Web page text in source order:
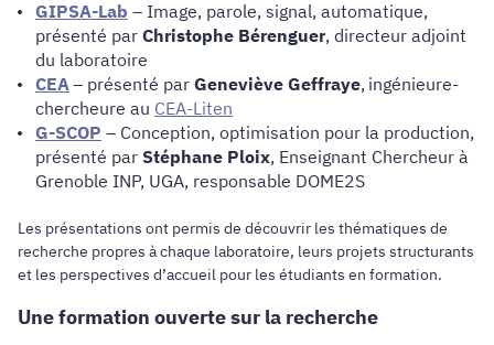
GIPSA-Lab – Image, parole, signal, automatique,
présenté par Christophe Bérenguer, directeur adjoint
du laboratoire
CEA – présenté par Geneviève Geffraye, ingénieure-
chercheure au CEA-Liten
G-SCOP – Conception, optimisation pour la production,
présenté par Stéphane Ploix, Enseignant Chercheur à
Grenoble INP, UGA, responsable DOME2S
Les présentations ont permis de découvrir les thématiques de
recherche propres à chaque laboratoire, leurs projets structurants
et les perspectives d’accueil pour les étudiants en formation.
Une formation ouverte sur la recherche